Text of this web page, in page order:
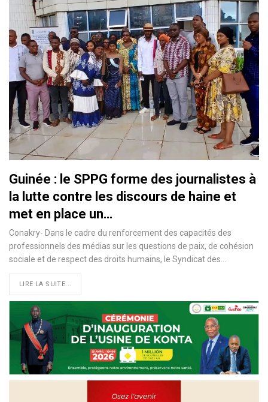
Guinée : le SPPG forme des journalistes à
la lutte contre les discours de haine et
met en place un…
Conakry- Dans le cadre du renforcement des capacités des
professionnels des médias sur les questions de paix, de cohésion
sociale et de respect des droits humains, le Syndicat des…
LIRE LA SUITE...